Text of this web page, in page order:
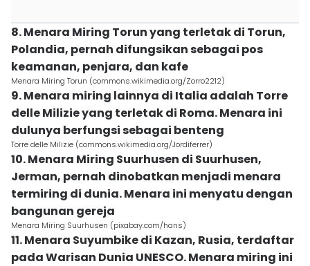
8. Menara Miring Torun yang terletak di Torun,
Polandia, pernah difungsikan sebagai pos
keamanan, penjara, dan kafe
Menara Miring Torun (commons.wikimedia.org/Zorro2212)
9. Menara miring lainnya di Italia adalah Torre
delle Milizie yang terletak di Roma. Menara ini
dulunya berfungsi sebagai benteng
Torre delle Milizie (commons.wikimedia.org/Jordiferrer)
10. Menara Miring Suurhusen di Suurhusen,
Jerman, pernah dinobatkan menjadi menara
termiring di dunia. Menara ini menyatu dengan
bangunan gereja
Menara Miring Suurhusen (pixabay.com/hans)
11. Menara Suyumbike di Kazan, Rusia, terdaftar
pada Warisan Dunia UNESCO. Menara miring ini